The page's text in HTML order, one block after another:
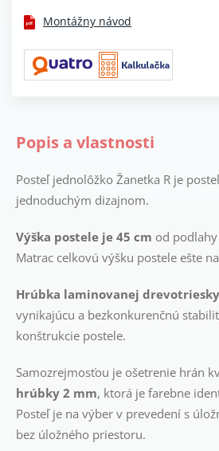
Montážny návod
Popis a vlastnosti
Posteľ jednolôžko Žanetka R je
jednoduchým dizajnom.
Výška postele je 45 cm od
Matrac celkovú výšku postele ešte
Hrúbka laminovanej
vynikajúcu a bezkonkurenčnú
konštrukcie postele.
Samozrejmosťou je ošetrenie hrán
hrúbky 2 mm, ktorá je farebne
Posteľ je na výber v prevedení s
bez úložného priestoru.